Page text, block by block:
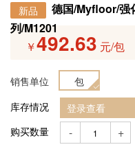
新品
德国/Myfloor/强
列/M1201
￥492.63 元/包
销售单位
包
库存情况
登录查看
购买数量
- +